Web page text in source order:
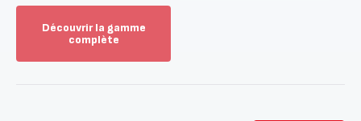
Découvrir la gamme
complète